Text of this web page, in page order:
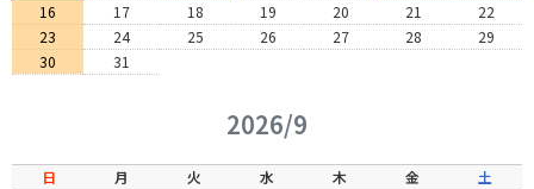
16
17 18 19 20 21
22
23
24 25 26 27 28
29
30
31
2026/9
日 月 火 水 木 金
土